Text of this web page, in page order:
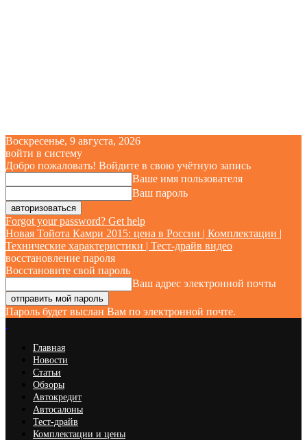
Воскресенье, 9 августа, 2026
войти в систему
Добро пожаловать! Войдите в свою учётную запись
Ваше имя пользователя
Ваш пароль
Forgot your password? Get help
Новая Тойота Камри 2015: цена в России | Комплектации |
Технические характеристики | Тест-драйв видео
восстановление пароля
Восстановите свой пароль
Ваш адрес электронной почты
Пароль будет выслан Вам по электронной почте.
Главная
Новости
Статьи
Обзоры
Автокредит
Автосалоны
Тест-драйв
Комплектации и цены